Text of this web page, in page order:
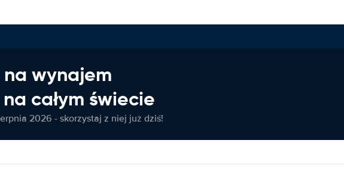
na wynajem
całym świecie
2026 - skorzystaj z niej już dziś!